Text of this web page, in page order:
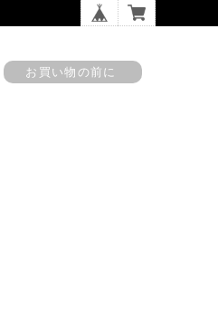
お買い物の前に